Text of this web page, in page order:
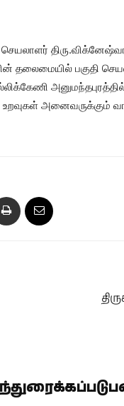
தலைமையில் பகுதி
அனைவருக்கும்